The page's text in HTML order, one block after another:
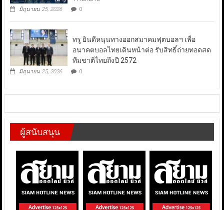
มิถุนายน 25, 2026 0
ทรู ยินดีหนุนทางออกสมาคมฟุตบอลฯ เพื่อ
อนาคตบอลไทยเดินหน้าต่อ รับสิทธิ์ถ่ายทอดสด
ทีมชาติไทยถึงปี 2572
มิถุนายน 25, 2026 0
ผู้สนับสนุน